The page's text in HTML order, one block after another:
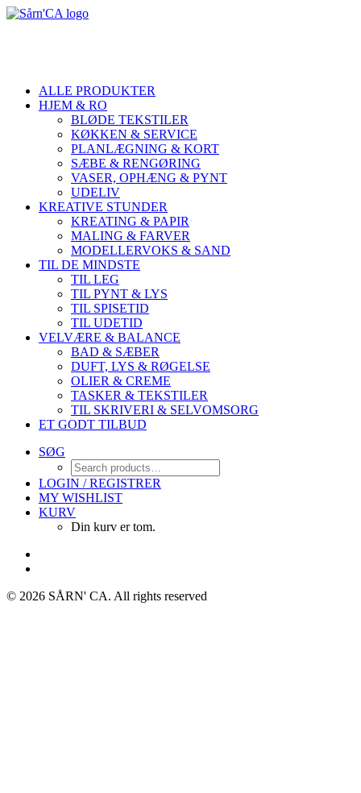
ALLE PRODUKTER
HJEM & RO
BLØDE TEKSTILER
KØKKEN & SERVICE
PLANLÆGNING & KORT
SÆBE & RENGØRING
VASER, OPHÆNG & PYNT
UDELIV
KREATIVE STUNDER
KREATING & PAPIR
MALING & FARVER
MODELLERVOKS & SAND
TIL DE MINDSTE
TIL LEG
TIL PYNT & LYS
TIL SPISETID
TIL UDETID
VELVÆRE & BALANCE
BAD & SÆBER
DUFT, LYS & RØGELSE
OLIER & CREME
TASKER & TEKSTILER
TIL SKRIVERI & SELVOMSORG
ET GODT TILBUD
SØG
LOGIN / REGISTRER
MY WISHLIST
KURV
Din kurv er tom.
© 2026 SÅRN' CA. All rights reserved